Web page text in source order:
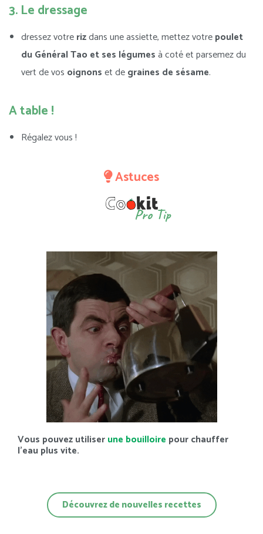
3. Le dressage
dressez votrerizdans une assiette, mettez votrepoulet
du Général Tao et ses légumesà coté et parsemez du
vert de vos oignonset degraines de sésame.
A table !
Régalez vous !
Astuces
Pro Tip
Vous pouvez utiliserune bouilloire pour chauffer
l’eau plus vite.
Découvrez de nouvelles recettes